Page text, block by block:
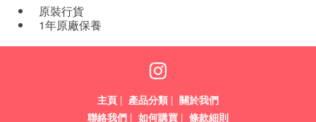
原裝行貨
1年原廠保養
主頁 | 產品分類 | 關於我們
聯絡我們 | 如何購買 | 條款細則